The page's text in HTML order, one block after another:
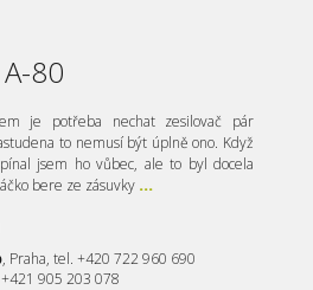
A-80
je potřeba nechat zesilovač pár
to nemusí být úplně ono. Když
jsem ho vůbec, ale to byl docela
bere ze zásuvky ...
, Praha, tel. +420 722 960 690
905 203 078